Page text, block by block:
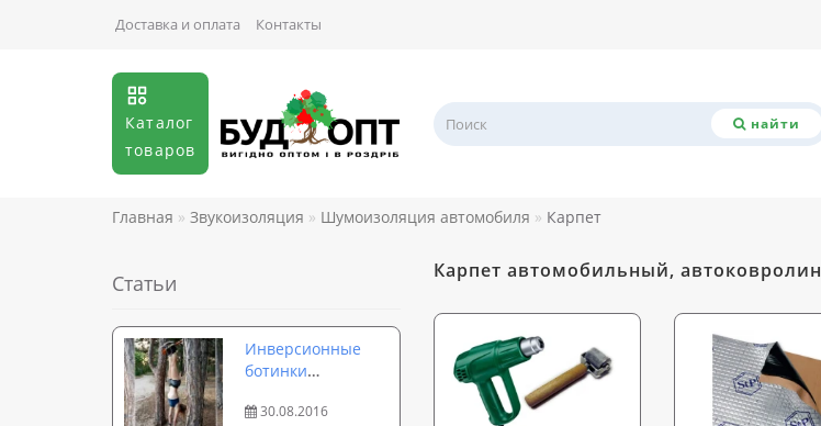
Доставка и оплата Контакты
Каталог
товаров
найти
Главная Звукоизоляция Шумоизоляция автомобиля Карпет
Статьи
Инверсионные
ботинки
особенности
30.08.2016
Карпет автомобильный, автоковролин